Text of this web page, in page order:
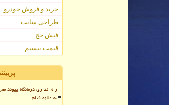
خرید و فروش خودرو
طراحی سایت
فیش حج
قیمت بیسیم
راه اندازی درمانگاه
به علاوه فیلم